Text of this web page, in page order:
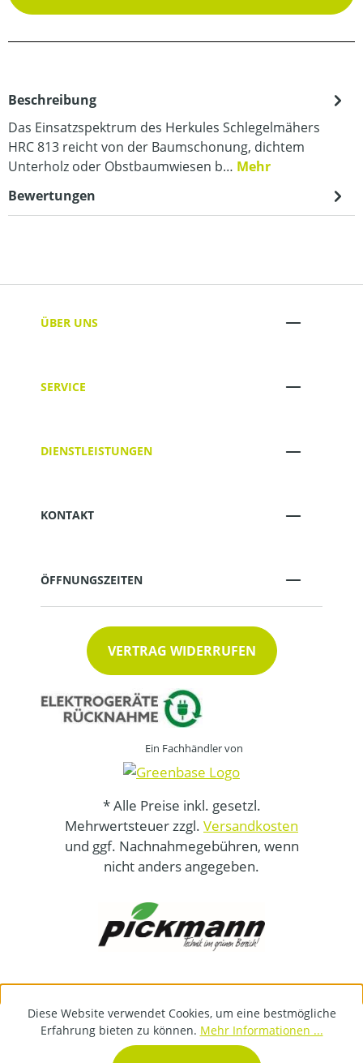
Beschreibung
Das Einsatzspektrum des Herkules Schlegelmähers
HRC 813 reicht von der Baumschonung, dichtem
Unterholz oder Obstbaumwiesen b… Mehr
Bewertungen
ÜBER UNS
SERVICE
DIENSTLEISTUNGEN
KONTAKT
ÖFFNUNGSZEITEN
VERTRAG WIDERRUFEN
Ein Fachhändler von
* Alle Preise inkl. gesetzl.
Mehrwertsteuer zzgl. Versandkosten
und ggf. Nachnahmegebühren, wenn
nicht anders angegeben.
Diese Website verwendet Cookies, um eine bestmögliche
Erfahrung bieten zu können. Mehr Informationen ...